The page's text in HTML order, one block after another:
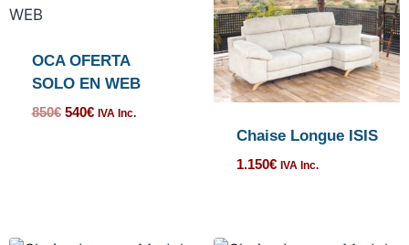
OCA OFERTA
SOLO EN WEB
850€ 540€ IVA Inc.
Chaise Longue ISIS
1.150€ IVA Inc.